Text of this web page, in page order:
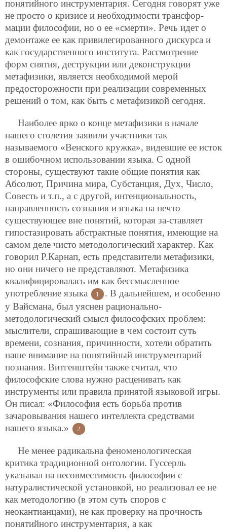
понятийного инструментария. Сегодня говорят уже
не просто о кризисе и необходимости трансфор-
мации философии, но о ее «смерти». Речь идет о
демонтаже ее как привилегированного дискурса и
как государственного института. Рассмотрение
форм снятия, деструкции или деконструкции
метафизики, является необходимой мерой
предосторожности при реализации современных
решений о том, как быть с метафизикой сегодня.
Наиболее ярко о конце метафизики в начале
нашего столетия заявили участники так
называемого «Венского кружка», видевшие ее исток
в ошибочном использовании языка. С одной
стороны, существуют такие общие понятия как
Абсолют, Причина мира, Субстанция, Дух, Число,
Совесть и т.п., а с другой, интенциональность,
направленность сознания и языка на нечто
существующее вне понятий, которая за-ставляет
гипостазировать абстрактные понятия, имеющие на
самом деле чисто методологический характер. Как
говорил Р.Карнап, есть представители метафизики,
но они ничего не представляют. Метафизика
квалифицировалась им как бессмысленное
употребление языка
1
. В дальнейшем, и особенно
у Вайсмана, был уяснен рационально-
методологический смысл философских проблем:
мыслители, спрашивающие в чем состоит суть
времени, сознания, причинности, хотели обратить
наше внимание на понятийный инструментарий
познания. Витгенштейн также считал, что
философские слова нужно расценивать как
инструменты или правила принятой языковой игры.
Он писал: «Философия есть борьба против
зачаровывания нашего интеллекта средствами
нашего языка.»
2
Не менее радикальна феноменологическая
критика традиционной онтологии. Гуссерль
указывал на несовместимость философии с
натуралистической установкой, но реализовал ее не
как методологию (в этом суть споров с
неокантианцами), не как проверку на прочность
понятийного инструментария, а как